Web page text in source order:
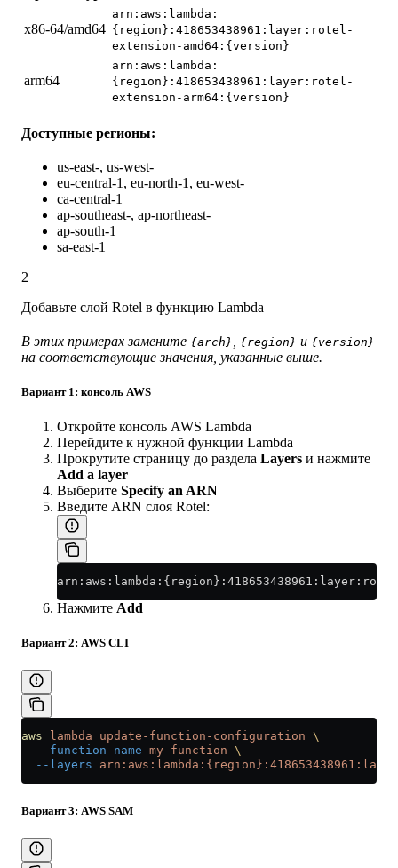
x86-64/amd64
arn:aws:lambda:
{region}:418653438961:layer:rotel-
extension-amd64:{version}
arm64
arn:aws:lambda:
{region}:418653438961:layer:rotel-
extension-arm64:{version}
Доступные регионы:
us-east-, us-west-
eu-central-1, eu-north-1, eu-west-
ca-central-1
ap-southeast-, ap-northeast-
ap-south-1
sa-east-1
2
Добавьте слой Rotel в функцию Lambda
В этих примерах замените {arch} {region} и {version}
на соответствующие значения, указанные выше.
Вариант 1: консоль AWS
Откройте консоль AWS Lambda
Перейдите к нужной функции Lambda
Прокрутите страницу до раздела Layers и нажмите
Add a layer
Выберите Specify an ARN
Введите ARN слоя Rotel:
Нажмите Add
Вариант 2: AWS CLI
aws lambda update-function-configuration \
  --function-name
my-function \
  --layers
Вариант 3: AWS SAM